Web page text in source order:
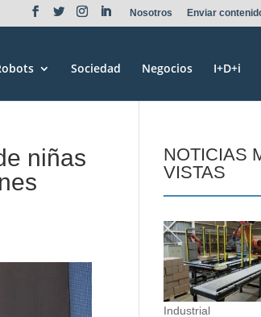
Nosotros Enviar
Sociedad Negocios I+D+i
niñas
NOTICIAS
VISTAS